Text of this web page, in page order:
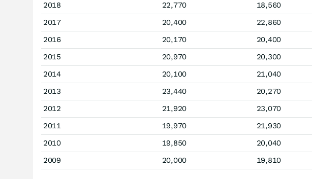
2018
22,770 18,560
2017
20,400 22,860
2016
20,170 20,400
2015
20,970 20,300
2014
20,100 21,040
2013
23,440 20,270
2012
21,920 23,070
2011
19,970 21,930
2010
19,850 20,040
2009
20,000 19,810